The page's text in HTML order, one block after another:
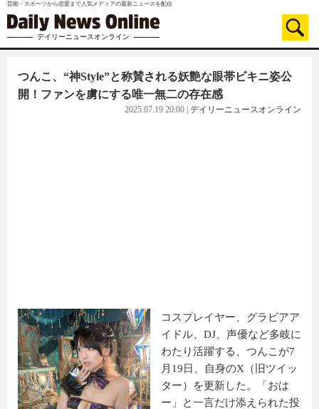
芸能・スポーツから恋愛まで人気メディアの最新ニュースを配信
デイリーニュースオンライン
つんこ、“神Style”と称賛される妖艶な眼帯ビキニ姿公
開！ファンを虜にする唯一無二の存在感
2025.07.19 20:00 デイリーニュースオンライン
コスプレイヤー、グラビアア
イドル、DJ、声優など多岐に
わたり活躍する、つんこが7
月19日、自身のX（旧ツイッ
ター）を更新した。「おは
ー」と一言だけ添えられた投